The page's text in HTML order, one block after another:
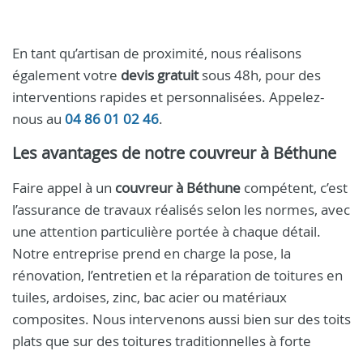
En tant qu’artisan de proximité, nous réalisons
également votre devis gratuitsous 48h, pour des
interventions rapides et personnalisées. Appelez-
nous au 04 86 01 02 46.
Les avantages de notre couvreur à Béthune
Faire appel à un couvreur à Béthune compétent, c’est
l’assurance de travaux réalisés selon les normes, avec
une attention particulière portée à chaque détail.
Notre entreprise prend en charge la pose, la
rénovation, l’entretien et la réparation de toitures en
tuiles, ardoises, zinc, bac acier ou matériaux
composites. Nous intervenons aussi bien sur des toits
plats que sur des toitures traditionnelles à forte